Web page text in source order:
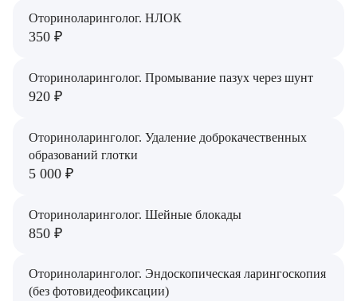
Оториноларинголог. НЛОК
350 ₽
Оториноларинголог. Промывание пазух через шунт
920 ₽
Оториноларинголог. Удаление доброкачественных
образований глотки
5 000 ₽
Оториноларинголог. Шейные блокады
850 ₽
Оториноларинголог. Эндоскопическая ларингоскопия
(без фотовидеофиксации)